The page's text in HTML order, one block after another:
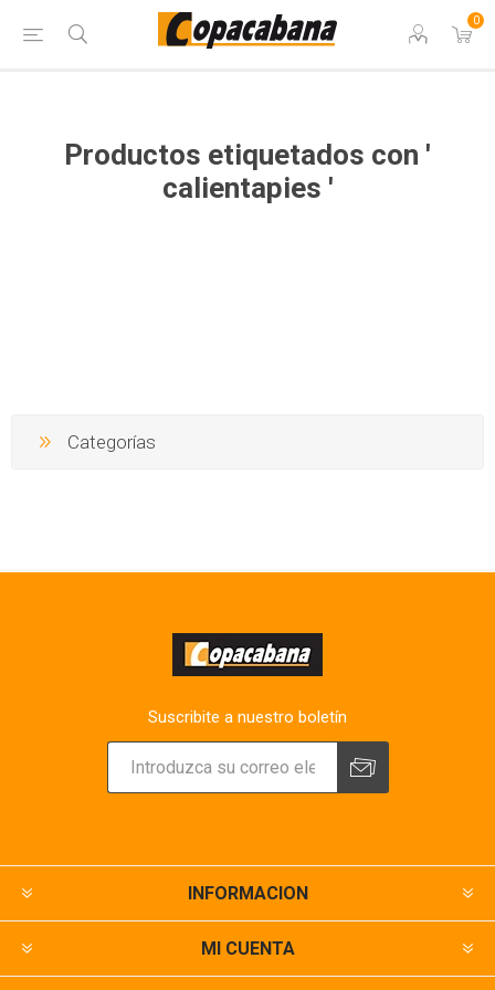
0
Productos etiquetados con '
calientapies '
Categorías
Suscribite a nuestro boletín
INFORMACION
MI CUENTA